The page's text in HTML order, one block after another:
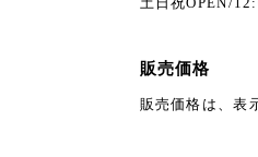
販売価格
販売価格は、表